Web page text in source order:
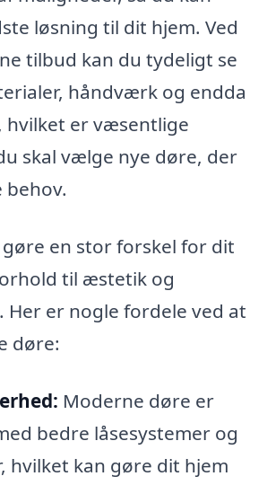
løsning til dit hjem. Ved
tilbud kan du tydeligt se
håndværk og endda
hvilket er væsentlige
skal vælge nye døre, der
behov.
en stor forskel for dit
til æstetik og
er nogle fordele ved at
døre:
Moderne døre er
bedre låsesystemer og
hvilket kan gøre dit hjem